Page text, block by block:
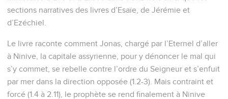
sections narratives des livres d’Esaïe, de Jérémie et
d’Ezéchiel.
Le livre raconte comment Jonas, chargé par l’Eternel d’aller
à Ninive, la capitale assyrienne, pour y dénoncer le mal qui
s’y commet, se rebelle contre l’ordre du Seigneur et s’enfuit
par mer dans la direction opposée (1.2-3). Mais contraint et
forcé (1.4 à 2.11), le prophète se rend finalement à Ninive